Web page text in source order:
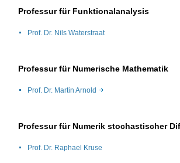
Professur für Funktionalanalysis
Prof. Dr. Nils Waterstraat
Professur für Numerische Mathematik
Prof. Dr. Martin Arnold
Professur für Numerik stochastischer
Prof. Dr. Raphael Kruse